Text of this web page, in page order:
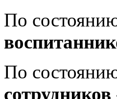
По
По
сотрудников